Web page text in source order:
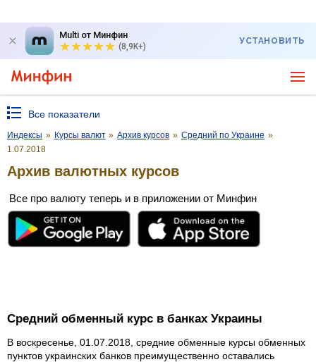
Multi от Минфин
(8,9K+)
УСТАНОВИТЬ
Все показатели
Индексы » Курсы валют » Архив курсов » Средний по Украине »
1.07.2018
Архив валютных курсов
Все про валюту теперь и в приложении от Минфин
Средний обменный курс в банках Украины
В воскресенье, 01.07.2018, средние обменные курсы обменных
пунктов украинских банков преимущественно оставались